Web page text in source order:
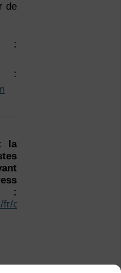
de
:
:
la
:
cartoonists